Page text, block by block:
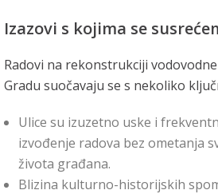
Izazovi s kojima se
Radovi na rekonstrukciji
Gradu suočavaju se s nekoliko
Ulice su izuzetno uske i
izvođenje radova bez ometanja
života građana.
Blizina kulturno-historijskih